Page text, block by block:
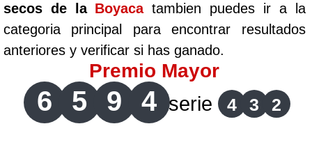
secos de la Boyacatambien puedes ir a la
categoria principal para encontrar resultados
anteriores y verificar si has ganado.
Premio Mayor
6 5 9 4 serie 4 3 2